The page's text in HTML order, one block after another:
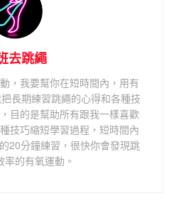
去跳繩
，我要幫你在短時間內，用有
長期練習跳繩的心得和各種技
目的是幫助所有跟我一樣喜歡
技巧縮短學習過程，短時間內
20分鐘練習，很快你會發現跳
率的有氧運動。